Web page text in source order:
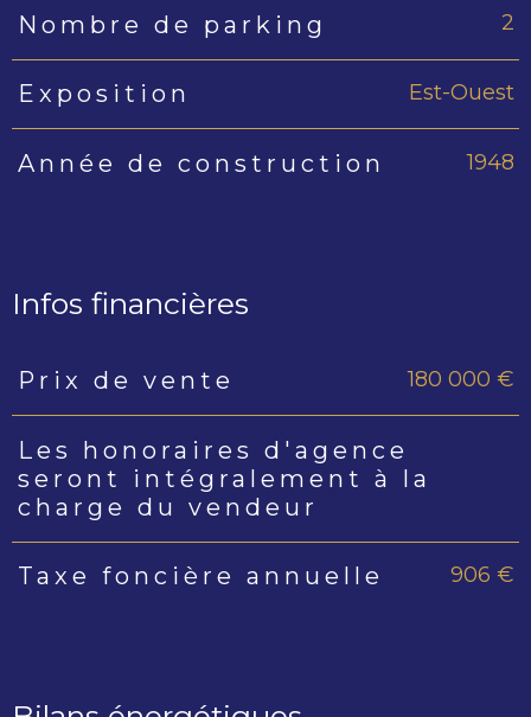
Nombre de parking 2
Exposition Est-Ouest
Année de construction 1948
Infos financières
Caractéristiques Valeurs
Prix de vente 180 000 €
Les honoraires d'agence
seront intégralement à la
charge du vendeur
Taxe foncière annuelle 906 €